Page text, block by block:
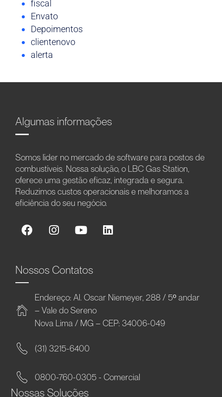
fiscal
Envato
Depoimentos
clientenovo
alerta
Algumas informações
Somos líder no mercado de software para postos de
combustíveis. Nossa solução, o LBC Gas Station,
oferece uma gestão eficaz, integrada e segura.
Reduzimos custos operacionais e melhoramos a
eficiência do seu negócio.
Nossos Contatos
Endereço: Al. Oscar Niemeyer, 288 / 5º andar
– Vale do Sereno
Nova Lima / MG – CEP: 34006-049
(31) 3215-6400
0800-760-0305 - Comercial
Nossas Soluções